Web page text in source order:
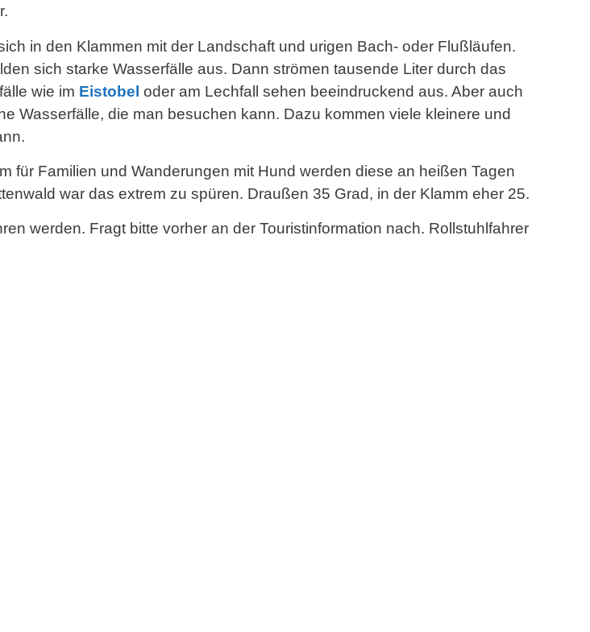
in den Klammen mit der Landschaft und urigen Bach- oder Flußläufen.
sich starke Wasserfälle aus. Dann strömen tausende Liter durch das
wie im Eistobel oder am Lechfall sehen beeindruckend aus. Aber auch
Wasserfälle, die man besuchen kann. Dazu kommen viele kleinere und
für Familien und Wanderungen mit Hund werden diese an heißen Tagen
war das extrem zu spüren. Draußen 35 Grad, in der Klamm eher 25.
werden. Fragt bitte vorher an der Touristinformation nach. Rollstuhlfahrer